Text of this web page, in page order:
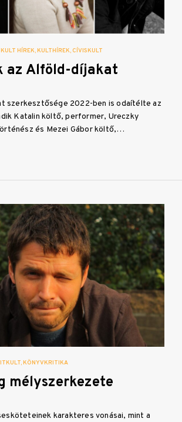
HÍREK KULTHÍREK CÍVISKULT
az Alföld-díjakat
szerkesztősége 2022-ben is odaítélte az
Katalin költő, performer, Ureczky
és Mezei Gábor költő,…
KÖNYVKRITIKA
mélyszerkezete
karakteres vonásai, mint a